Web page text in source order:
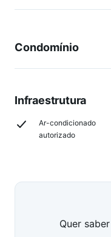
Condomínio
Infraestrutura
Ar-condicionado
autorizado
Quer